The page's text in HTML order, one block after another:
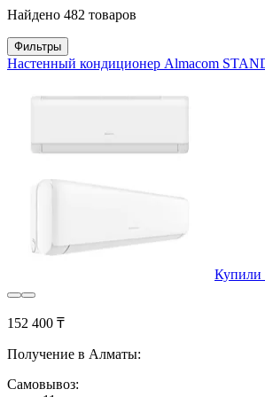
Найдено 482 товаров
Фильтры
Настенный кондиционер Almacom
Купили
152 400 ₸
Получение в Алматы:
Самовывоз: